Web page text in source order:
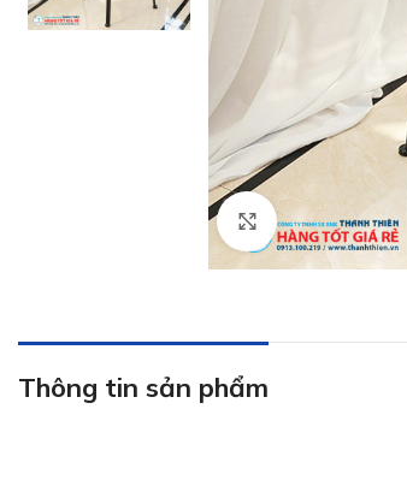
Click to enlarge
Thông tin sản phẩm